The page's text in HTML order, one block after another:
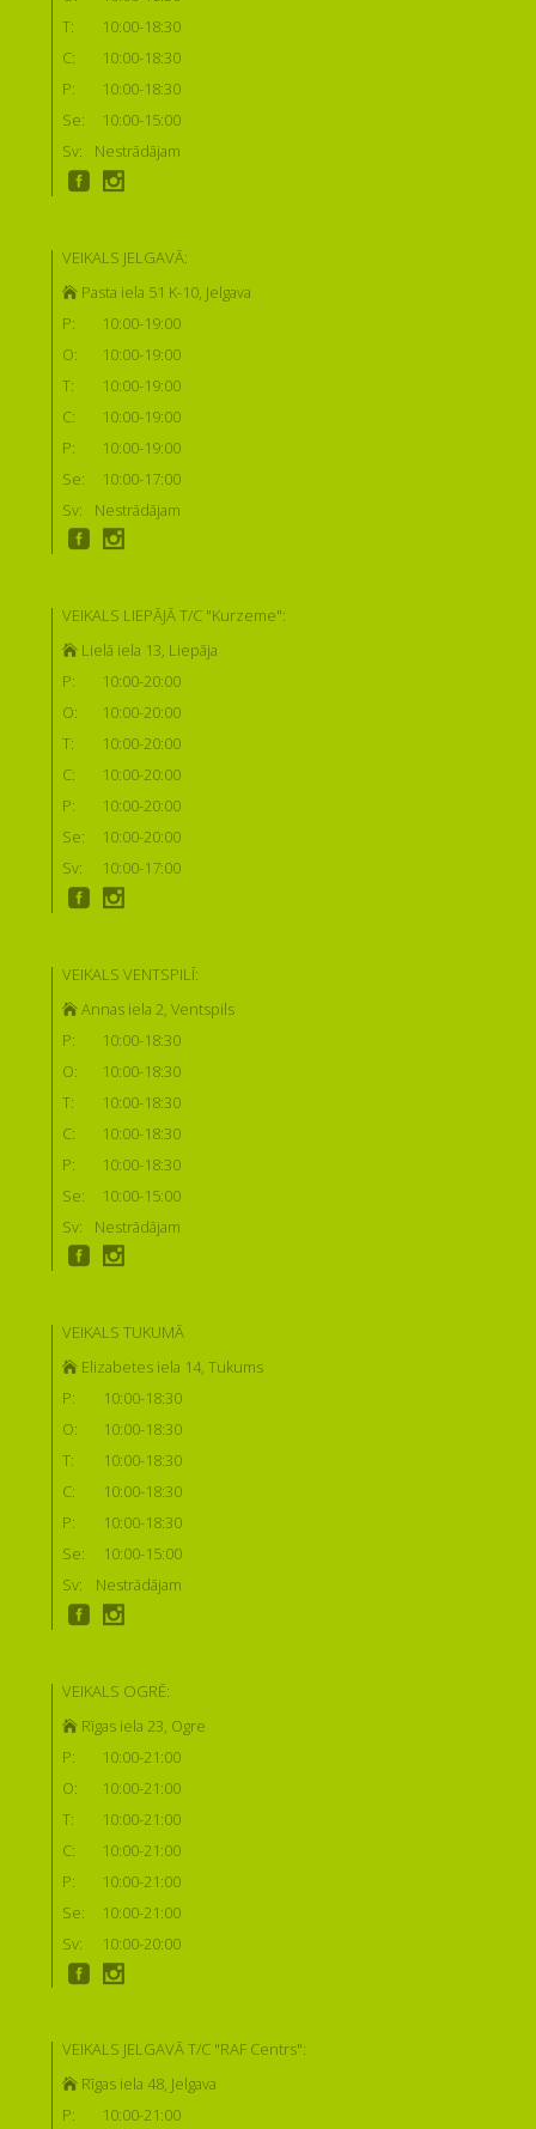
T:
10:00-18:30
C:
10:00-18:30
P:
10:00-18:30
Se:
10:00-15:00
Sv:
Nestrādājam
VEIKALS JELGAVĀ:
Pasta iela 51 K-10, Jelgava
P:
10:00-19:00
O:
10:00-19:00
T:
10:00-19:00
C:
10:00-19:00
P:
10:00-19:00
Se:
10:00-17:00
Sv:
Nestrādājam
VEIKALS LIEPĀJĀ T/C "Kurzeme":
Lielā iela 13, Liepāja
P:
10:00-20:00
O:
10:00-20:00
T:
10:00-20:00
C:
10:00-20:00
P:
10:00-20:00
Se:
10:00-20:00
Sv:
10:00-17:00
VEIKALS VENTSPILĪ:
Annas iela 2, Ventspils
P:
10:00-18:30
O:
10:00-18:30
T:
10:00-18:30
C:
10:00-18:30
P:
10:00-18:30
Se:
10:00-15:00
Sv:
Nestrādājam
VEIKALS TUKUMĀ
Elizabetes iela 14, Tukums
P:
10:00-18:30
O:
10:00-18:30
T:
10:00-18:30
C:
10:00-18:30
P:
10:00-18:30
Se:
10:00-15:00
Sv:
Nestrādājam
VEIKALS OGRĒ:
Rīgas iela 23, Ogre
P:
10:00-21:00
O:
10:00-21:00
T:
10:00-21:00
C:
10:00-21:00
P:
10:00-21:00
Se:
10:00-21:00
Sv:
10:00-20:00
VEIKALS JELGAVĀ T/C "RAF Centrs":
Rīgas iela 48, Jelgava
P:
10:00-21:00